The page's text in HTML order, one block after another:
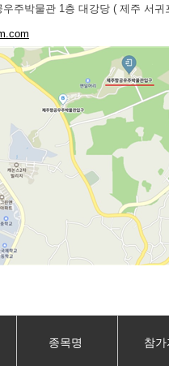
우주박물관 1층 대강당 ( 제주 서귀
종목명 참가